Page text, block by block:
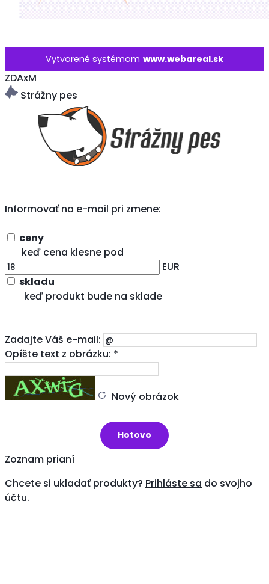
Vytvorené systémom www.webareal.sk
ZDAxM
Strážny pes
Informovať na e-mail pri zmene:
ceny
keď cena klesne pod
EUR
skladu
keď produkt bude na sklade
Zadajte Váš e-mail:
Opíšte text z obrázku: *
Nový obrázok
Zoznam prianí
Chcete si ukladať produkty? Prihláste sa do svojho
účtu.